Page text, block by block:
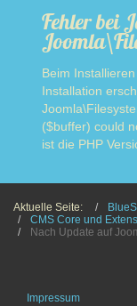
Fehler bei
Beim
Installation
($buffer) could
ist die PHP
Aktuelle Seite:
CMS Core und
Nach Update auf
Impressum